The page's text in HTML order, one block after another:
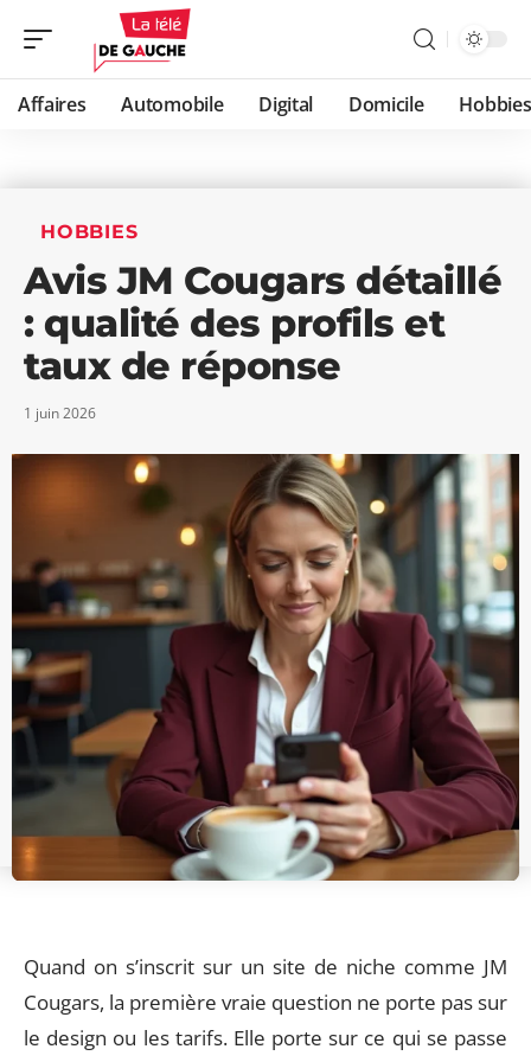
Affaires Automobile Digital Domicile Hobbies
HOBBIES
Avis JM Cougars détaillé
: qualité des profils et
taux de réponse
1 juin 2026
Quand on s’inscrit sur un site de niche comme JM
Cougars, la première vraie question ne porte pas sur
le design ou les tarifs. Elle porte sur ce qui se passe